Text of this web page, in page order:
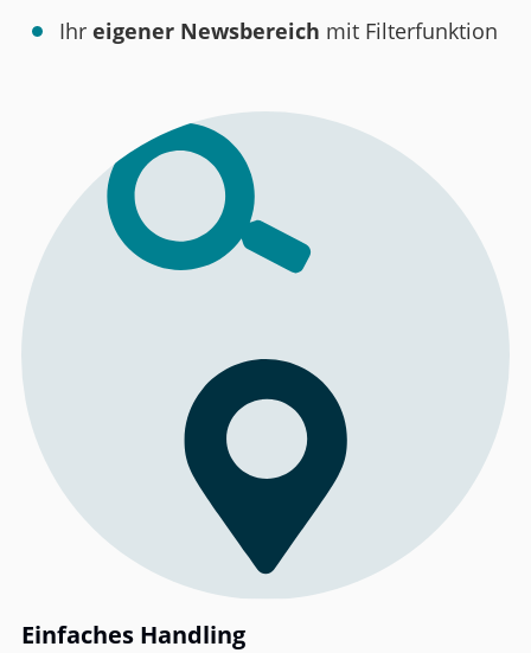
Ihr eigener Newsbereich mit Filterfunktion
Einfaches Handling